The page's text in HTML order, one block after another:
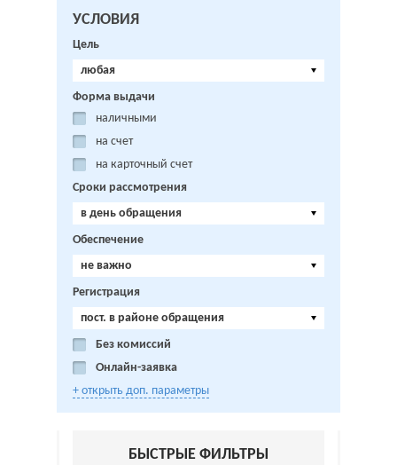
УСЛОВИЯ
Цель
любая
Форма выдачи
наличными
на счет
на карточный счет
Сроки рассмотрения
в день обращения
Обеспечение
не важно
Регистрация
пост. в районе обращения
Без комиссий
Онлайн-заявка
+ открыть доп. параметры
БЫСТРЫЕ ФИЛЬТРЫ